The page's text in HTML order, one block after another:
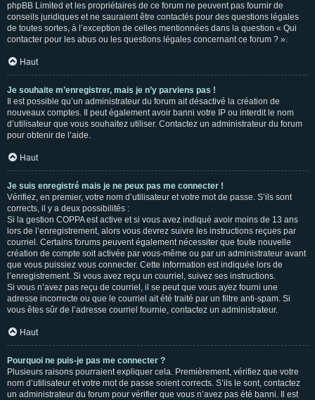
phpBB Limited et les propriétaires de ce forum ne peuvent pas fournir de
conseils juridiques et ne sauraient être contactés pour des questions légales
de toutes sortes, à l’exception de celles mentionnées dans la question « Qui
contacter pour les abus ou les questions légales concernant ce forum ? ».
Haut
Je souhaite m’enregistrer, mais je n’y parviens pas !
Il est possible qu’un administrateur du forum ait désactivé la création de
nouveaux comptes. Il peut également avoir banni votre IP ou interdit le nom
d’utilisateur que vous souhaitez utiliser. Contactez un administrateur du forum
pour obtenir de l’aide.
Haut
Je suis enregistré mais je ne peux pas me connecter !
Vérifiez, en premier, votre nom d’utilisateur et votre mot de passe. S’ils sont
corrects, il y a deux possibilités :
Si la gestion COPPA est active et si vous avez indiqué avoir moins de 13 ans
lors de l’enregistrement, alors vous devrez suivre les instructions reçues par
courriel. Certains forums peuvent également nécessiter que toute nouvelle
création de compte soit activée par vous-même ou par un administrateur avant
que vous puissiez vous connecter. Cette information est indiquée lors de
l’enregistrement. Si vous avez reçu un courriel, suivez ses instructions.
Si vous n’avez pas reçu de courriel, il se peut que vous ayez fourni une
adresse incorrecte ou que le courriel ait été traité par un filtre anti-spam. Si
vous êtes sûr de l’adresse courriel fournie, contactez un administrateur.
Haut
Pourquoi ne puis-je pas me connecter ?
Plusieurs raisons pourraient expliquer cela. Premièrement, vérifiez que votre
nom d’utilisateur et votre mot de passe soient corrects. S’ils le sont, contactez
un administrateur du forum pour vérifier que vous n’avez pas été banni. Il est